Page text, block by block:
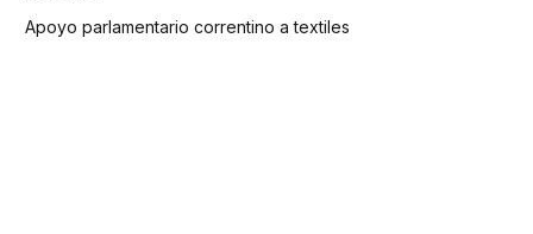
Apoyo parlamentario correntino a textiles